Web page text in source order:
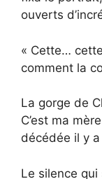
ouverts
« Cette…
comment la
La gorge de
C’est ma
décédée il y
Le silence